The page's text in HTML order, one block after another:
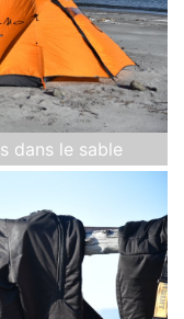
dans le sable